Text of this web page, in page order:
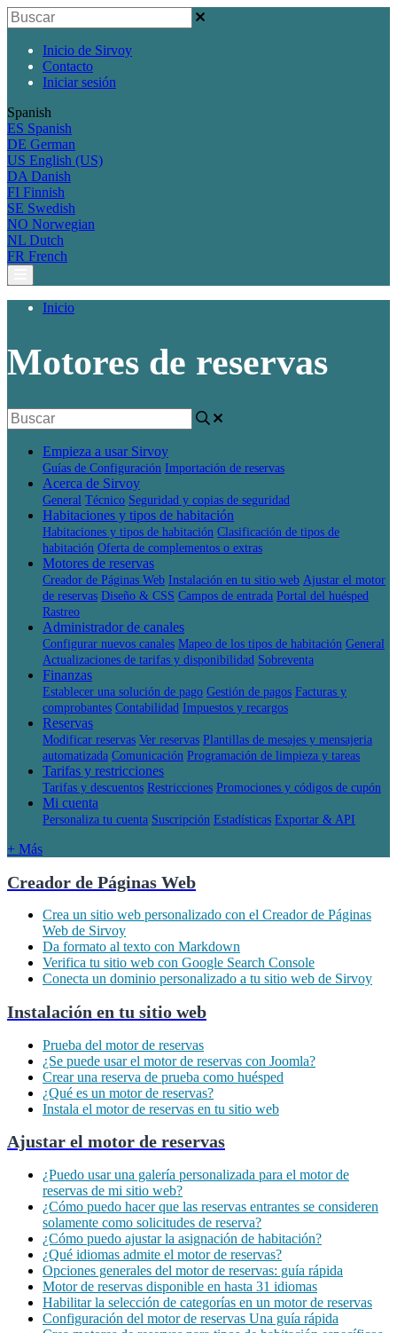
Inicio de Sirvoy
Contacto
Iniciar sesión
Spanish
ES Spanish
DE German
US English (US)
DA Danish
FI Finnish
SE Swedish
NO Norwegian
NL Dutch
FR French
Inicio
Motores de reservas
Empieza a usar Sirvoy
Guías de Configuración Importación de reservas
Acerca de Sirvoy
General Técnico Seguridad y copias de seguridad
Habitaciones y tipos de habitación
Habitaciones y tipos de habitación Clasificación de tipos de
habitación Oferta de complementos o extras
Motores de reservas
Creador de Páginas Web Instalación en tu sitio web Ajustar el motor
de reservas Diseño & CSS Campos de entrada Portal del huésped
Rastreo
Administrador de canales
Configurar nuevos canales Mapeo de los tipos de habitación General
Actualizaciones de tarifas y disponibilidad Sobreventa
Finanzas
Establecer una solución de pago Gestión de pagos Facturas y
comprobantes Contabilidad Impuestos y recargos
Reservas
Modificar reservas Ver reservas Plantillas de mesajes y mensajeria
automatizada Comunicación Programación de limpieza y tareas
Tarifas y restricciones
Tarifas y descuentos Restricciones Promociones y códigos de cupón
Mi cuenta
Personaliza tu cuenta Suscripción Estadísticas Exportar & API
+ Más
Creador de Páginas Web
Crea un sitio web personalizado con el Creador de Páginas
Web de Sirvoy
Da formato al texto con Markdown
Verifica tu sitio web con Google Search Console
Conecta un dominio personalizado a tu sitio web de Sirvoy
Instalación en tu sitio web
Prueba del motor de reservas
¿Se puede usar el motor de reservas con Joomla?
Crear una reserva de prueba como huésped
¿Qué es un motor de reservas?
Instala el motor de reservas en tu sitio web
Ajustar el motor de reservas
¿Puedo usar una galería personalizada para el motor de
reservas de mi sitio web?
¿Cómo puedo hacer que las reservas entrantes se consideren
solamente como solicitudes de reserva?
¿Cómo puedo ajustar la asignación de habitación?
¿Qué idiomas admite el motor de reservas?
Opciones generales del motor de reservas: guía rápida
Motor de reservas disponible en hasta 31 idiomas
Habilitar la selección de categorías en un motor de reservas
Configuración del motor de reservas Una guía rápida